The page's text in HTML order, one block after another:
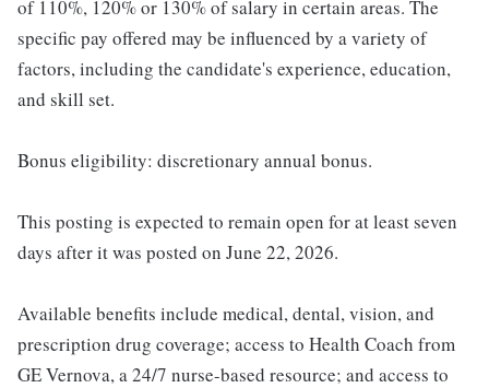
of 110%, 120% or 130% of salary in certain areas. The
specific pay offered may be influenced by a variety of
factors, including the candidate's experience, education,
and skill set.
Bonus eligibility: discretionary annual bonus.
This posting is expected to remain open for at least seven
days after it was posted on June 22, 2026.
Available benefits include medical, dental, vision, and
prescription drug coverage; access to Health Coach from
GE Vernova, a 24/7 nurse-based resource; and access to